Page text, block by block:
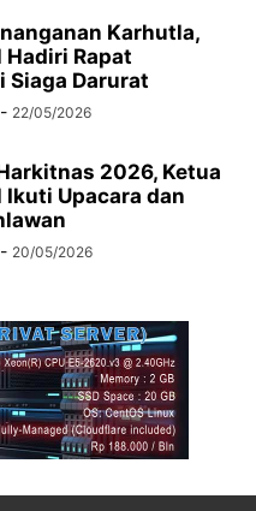
Karhutla,
Hadiri Rapat
Siaga Darurat
- 22/05/2026
2026, Ketua
Ikuti Upacara dan
- 20/05/2026